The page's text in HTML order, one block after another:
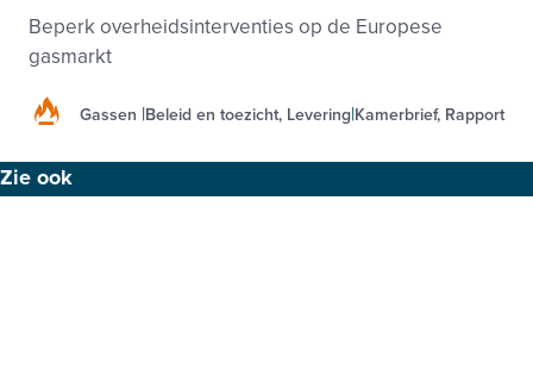
Beperk overheidsinterventies op de Europese
gasmarkt
Gassen Beleid en toezicht, Levering Kamerbrief, Rapport
Footer
menu
Zie ook